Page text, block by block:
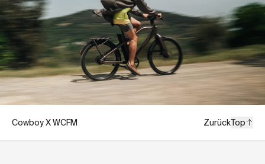
Cowboy X WCFM ZurückTop